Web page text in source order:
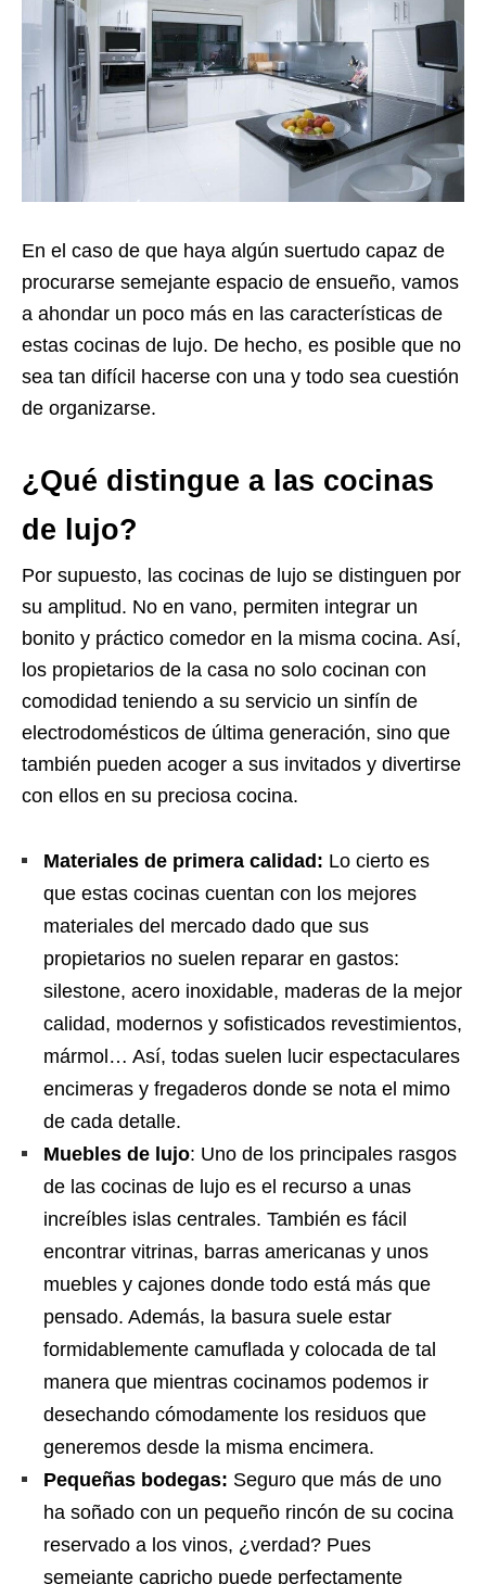
En el caso de que haya algún suertudo capaz de
procurarse semejante espacio de ensueño, vamos
a ahondar un poco más en las características de
estas cocinas de lujo. De hecho, es posible que no
sea tan difícil hacerse con una y todo sea cuestión
de organizarse.
¿Qué distingue a las cocinas
de lujo?
Por supuesto, las cocinas de lujo se distinguen por
su amplitud. No en vano, permiten integrar un
bonito y práctico comedor en la misma cocina. Así,
los propietarios de la casa no solo cocinan con
comodidad teniendo a su servicio un sinfín de
electrodomésticos de última generación, sino que
también pueden acoger a sus invitados y divertirse
con ellos en su preciosa cocina.
Materiales de primera calidad: Lo cierto es
que estas cocinas cuentan con los mejores
materiales del mercado dado que sus
propietarios no suelen reparar en gastos:
silestone, acero inoxidable, maderas de la mejor
calidad, modernos y sofisticados revestimientos,
mármol… Así, todas suelen lucir espectaculares
encimeras y fregaderos donde se nota el mimo
de cada detalle.
Muebles de lujo: Uno de los principales rasgos
de las cocinas de lujo es el recurso a unas
increíbles islas centrales. También es fácil
encontrar vitrinas, barras americanas y unos
muebles y cajones donde todo está más que
pensado. Además, la basura suele estar
formidablemente camuflada y colocada de tal
manera que mientras cocinamos podemos ir
desechando cómodamente los residuos que
generemos desde la misma encimera.
Pequeñas bodegas: Seguro que más de uno
ha soñado con un pequeño rincón de su cocina
reservado a los vinos, ¿verdad? Pues
semejante capricho puede perfectamente